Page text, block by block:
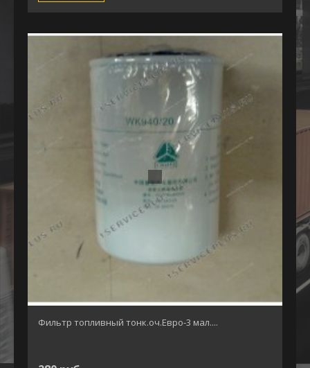
Фильтр топливный тонк.оч.Евро-3 мал....